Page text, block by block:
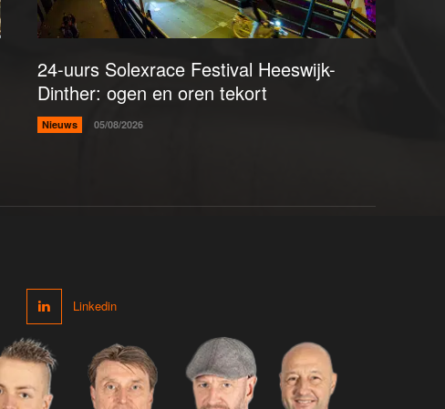
24-uurs Solexrace Festival Heeswijk-
Dinther: ogen en oren tekort
Nieuws 05/08/2026
Linkedin